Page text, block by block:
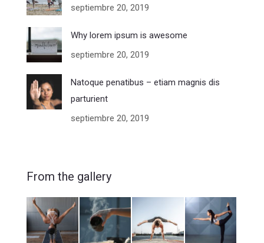
septiembre 20, 2019
Why lorem ipsum is awesome
septiembre 20, 2019
Natoque penatibus – etiam magnis dis
parturient
septiembre 20, 2019
From the gallery